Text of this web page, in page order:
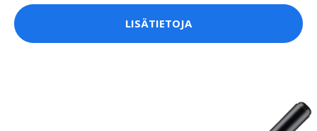
LISÄTIETOJA